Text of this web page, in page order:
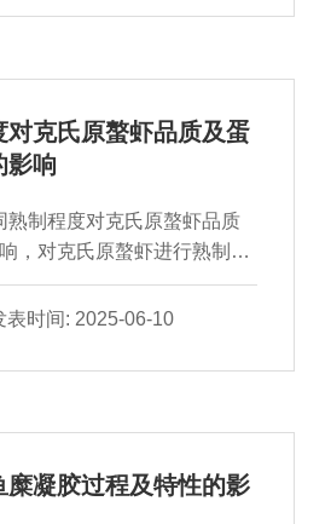
algorithm，ANN-
因素。与响应面优化模型相
菌数的影响，误差小且优化
养基配方为葡萄糖3.21
g/L、氯化钠5.0 g/L、七
在5 L发酵罐水平小试最大
CFU/mL。
对克氏原螯虾品质及蛋
影响
熟制程度对克氏原螯虾品质
，对克氏原螯虾进行熟制处
度分别达到70、80、90、
虾肉水分含量、微观结构和
、二级结构及蛋白消化率
升高，虾肉肌纤维束间隙增
质下降。虾肉中心温度上升
时间: 2025-06-10
糜凝胶过程及特性的影